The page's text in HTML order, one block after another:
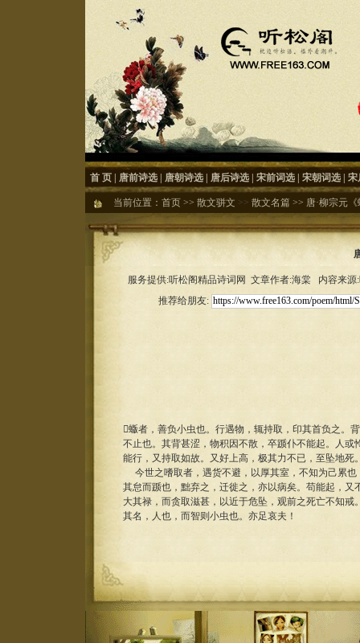
首 页 唐前诗选 唐朝诗选 唐后诗选 宋前词选 宋朝词选 宋
当前位置： 首页 >> 散文骈文 >> 散文名篇 >> 唐·柳宗元
服务提供:听松阁精品诗词网 文章作者:海棠 内容来
推荐给朋友:
蝂者，善负小虫也。行遇物，辄持取，印其首负之。
不止也。其背甚涩，物积因不散，卒踬仆不能起。人或
能行，又持取如故。又好上高，极其力不已，至坠地死
今世之嗜取者，遇货不避，以厚其室，不知为己累也
其怠而踬也，黜弃之，迁徙之，亦以病矣。苟能起，又
大其禄，而贪取滋甚，以近于危坠，观前之死亡不知戒
其名，人也，而智则小虫也。亦足哀夫！